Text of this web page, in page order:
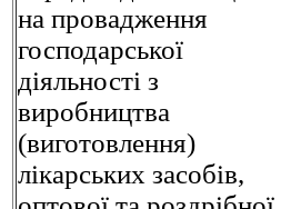
на провадження
господарської
діяльності з
виробництва
(виготовлення)
лікарських засобів,